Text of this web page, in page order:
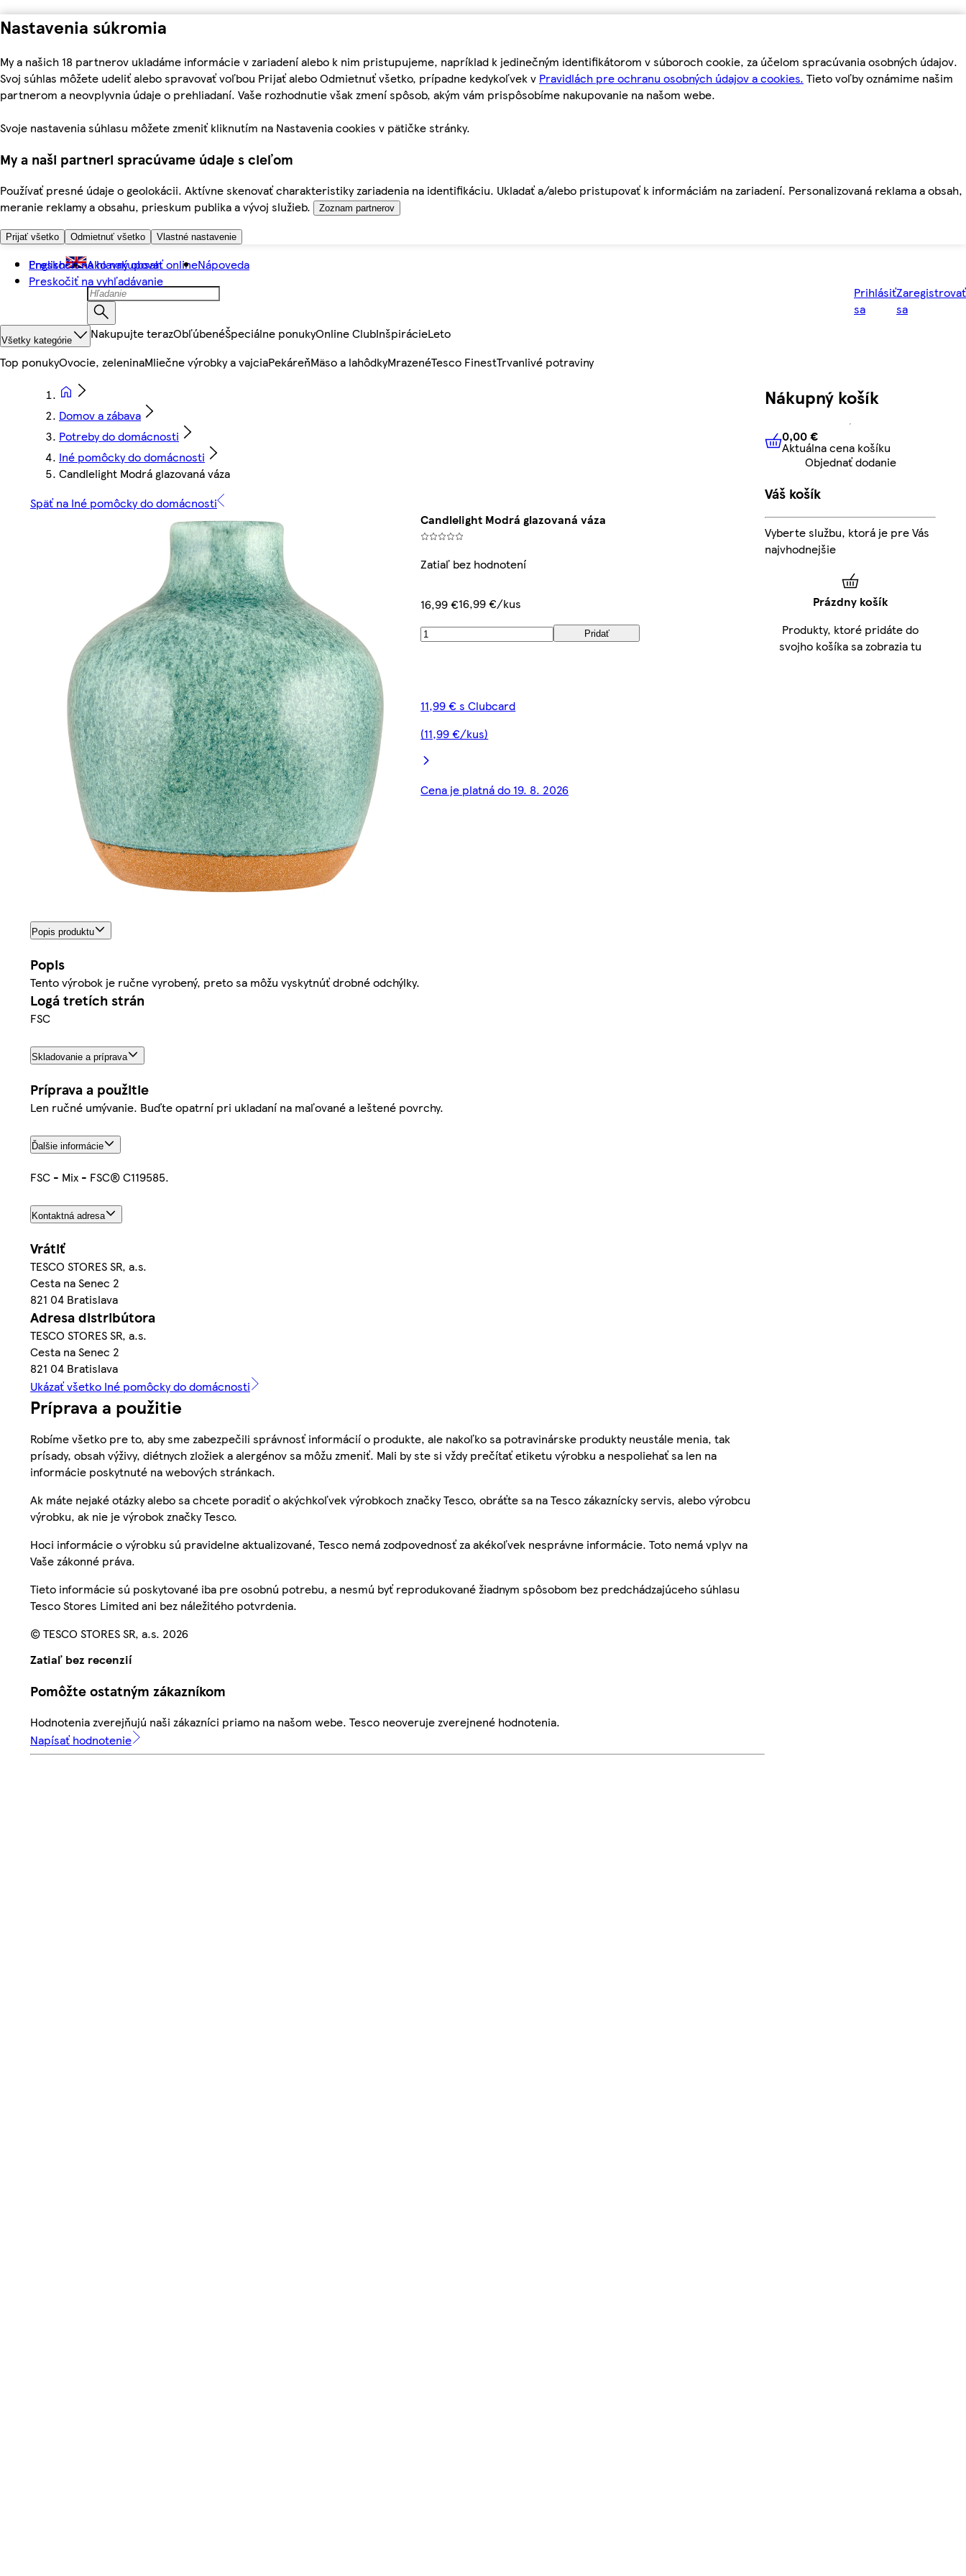
Nastavenia súkromia
My a našich 18 partnerov ukladáme informácie v zariadení alebo k nim pristupujeme, napríklad k jedinečným identifikátorom v súboroch cookie, za účelom spracúvania osobných údajov.
Svoj súhlas môžete udeliť alebo spravovať voľbou Prijať alebo Odmietnuť všetko, prípadne kedykoľvek v Pravidlách pre ochranu osobných údajov a cookies. Tieto voľby oznámime našim
partnerom a neovplyvnia údaje o prehliadaní. Vaše rozhodnutie však zmení spôsob, akým vám prispôsobíme nakupovanie na našom webe.
Svoje nastavenia súhlasu môžete zmeniť kliknutím na Nastavenia cookies v pätičke stránky.
My a naši partneri spracúvame údaje s cieľom
Používať presné údaje o geolokácii. Aktívne skenovať charakteristiky zariadenia na identifikáciu. Ukladať a/alebo pristupovať k informáciám na zariadení. Personalizovaná reklama a obsah,
meranie reklamy a obsahu, prieskum publika a vývoj služieb.
Zoznam partnerov
Prijať všetko Odmietnuť všetko Vlastné nastavenie
Preskočiť na hlavný obsah
Preskočiť na vyhľadávanie
English Ako nakupovať onlineNápoveda
Prihlásiť
sa
Zaregistrovať
sa
Všetky kategórie Nakupujte terazObľúbenéŠpeciálne ponukyOnline ClubInšpirácieLeto
Top ponukyOvocie, zeleninaMliečne výrobky a vajciaPekáreňMäso a lahôdkyMrazenéTesco FinestTrvanlivé potraviny
Domov a zábava
Potreby do domácnosti
Iné pomôcky do domácnosti
Candlelight Modrá glazovaná váza
Späť na Iné pomôcky do domácnosti
Candlelight Modrá glazovaná váza
Zatiaľ bez hodnotení
16,99 €16,99 €/kus
Pridať
11,99 € s Clubcard
(11,99 €/kus)
Cena je platná do 19. 8. 2026
Popis produktu
Popis
Tento výrobok je ručne vyrobený, preto sa môžu vyskytnúť drobné odchýlky.
Logá tretích strán
FSC
Skladovanie a príprava
Príprava a použitie
Len ručné umývanie. Buďte opatrní pri ukladaní na maľované a leštené povrchy.
Ďalšie informácie
FSC - Mix - FSC® C119585.
Kontaktná adresa
Vrátiť
TESCO STORES SR, a.s.
Cesta na Senec 2
821 04 Bratislava
Adresa distribútora
TESCO STORES SR, a.s.
Cesta na Senec 2
821 04 Bratislava
Ukázať všetko Iné pomôcky do domácnosti
Príprava a použitie
Robíme všetko pre to, aby sme zabezpečili správnosť informácií o produkte, ale nakoľko sa potravinárske produkty neustále menia, tak
prísady, obsah výživy, diétnych zložiek a alergénov sa môžu zmeniť. Mali by ste si vždy prečítať etiketu výrobku a nespoliehať sa len na
informácie poskytnuté na webových stránkach.
Ak máte nejaké otázky alebo sa chcete poradiť o akýchkoľvek výrobkoch značky Tesco, obráťte sa na Tesco zákaznícky servis, alebo výrobcu
výrobku, ak nie je výrobok značky Tesco.
Hoci informácie o výrobku sú pravidelne aktualizované, Tesco nemá zodpovednosť za akékoľvek nesprávne informácie. Toto nemá vplyv na
Vaše zákonné práva.
Tieto informácie sú poskytované iba pre osobnú potrebu, a nesmú byť reprodukované žiadnym spôsobom bez predchádzajúceho súhlasu
Tesco Stores Limited ani bez náležitého potvrdenia.
© TESCO STORES SR, a.s. 2026
Zatiaľ bez recenzií
Pomôžte ostatným zákazníkom
Hodnotenia zverejňujú naši zákazníci priamo na našom webe. Tesco neoveruje zverejnené hodnotenia.
Napísať hodnotenie
Nákupný košík
0,00 € Aktuálna cena košíku
0,00 €
Aktuálna cena košíku
Objednať dodanie
Váš košík
Vyberte službu, ktorá je pre Vás
najvhodnejšie
Prázdny košík
Produkty, ktoré pridáte do
svojho košíka sa zobrazia tu